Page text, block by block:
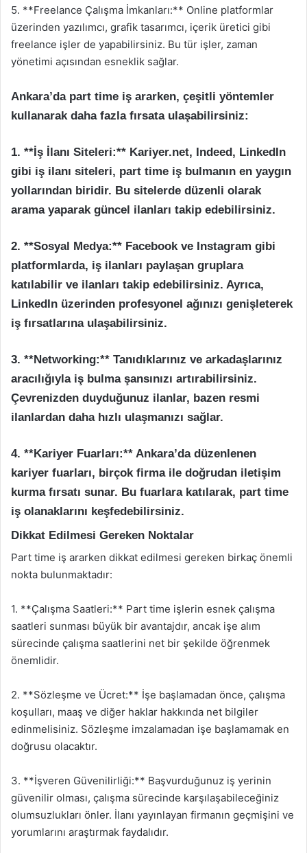
5. **Freelance Çalışma İmkanları:** Online platformlar
üzerinden yazılımcı, grafik tasarımcı, içerik üretici gibi
freelance işler de yapabilirsiniz. Bu tür işler, zaman
yönetimi açısından esneklik sağlar.
Ankara’da part time iş ararken, çeşitli yöntemler
kullanarak daha fazla fırsata ulaşabilirsiniz:
1. **İş İlanı Siteleri:** Kariyer.net, Indeed, LinkedIn
gibi iş ilanı siteleri, part time iş bulmanın en yaygın
yollarından biridir. Bu sitelerde düzenli olarak
arama yaparak güncel ilanları takip edebilirsiniz.
2. **Sosyal Medya:** Facebook ve Instagram gibi
platformlarda, iş ilanları paylaşan gruplara
katılabilir ve ilanları takip edebilirsiniz. Ayrıca,
LinkedIn üzerinden profesyonel ağınızı genişleterek
iş fırsatlarına ulaşabilirsiniz.
3. **Networking:** Tanıdıklarınız ve arkadaşlarınız
aracılığıyla iş bulma şansınızı artırabilirsiniz.
Çevrenizden duyduğunuz ilanlar, bazen resmi
ilanlardan daha hızlı ulaşmanızı sağlar.
4. **Kariyer Fuarları:** Ankara’da düzenlenen
kariyer fuarları, birçok firma ile doğrudan iletişim
kurma fırsatı sunar. Bu fuarlara katılarak, part time
iş olanaklarını keşfedebilirsiniz.
Dikkat Edilmesi Gereken Noktalar
Part time iş ararken dikkat edilmesi gereken birkaç önemli
nokta bulunmaktadır:
1. **Çalışma Saatleri:** Part time işlerin esnek çalışma
saatleri sunması büyük bir avantajdır, ancak işe alım
sürecinde çalışma saatlerini net bir şekilde öğrenmek
önemlidir.
2. **Sözleşme ve Ücret:** İşe başlamadan önce, çalışma
koşulları, maaş ve diğer haklar hakkında net bilgiler
edinmelisiniz. Sözleşme imzalamadan işe başlamamak en
doğrusu olacaktır.
3. **İşveren Güvenilirliği:** Başvurduğunuz iş yerinin
güvenilir olması, çalışma sürecinde karşılaşabileceğiniz
olumsuzlukları önler. İlanı yayınlayan firmanın geçmişini ve
yorumlarını araştırmak faydalıdır.